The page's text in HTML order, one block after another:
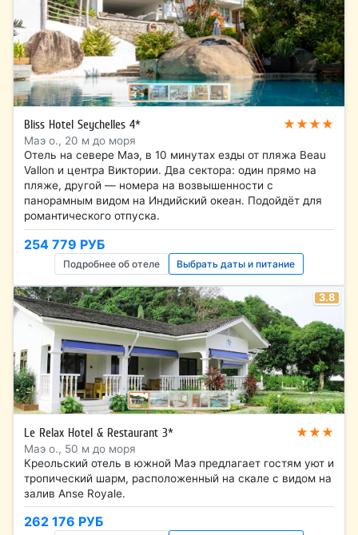
Bliss Hotel Seychelles 4* ★★★★
Маэ о., 20 м до моря
Отель на севере Маэ, в 10 минутах езды от пляжа Beau
Vallon и центра Виктории. Два сектора: один прямо на
пляже, другой — номера на возвышенности с
панорамным видом на Индийский океан. Подойдёт для
романтического отпуска.
254 779 РУБ
Подробнее об отеле Выбрать даты и питание
3.8
Le Relax Hotel & Restaurant 3* ★★★
Маэ о., 50 м до моря
Креольский отель в южной Маэ предлагает гостям уют и
тропический шарм, расположенный на скале с видом на
залив Anse Royale.
262 176 РУБ